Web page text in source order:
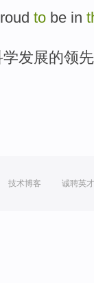
to be in
学发展的领先
技术博客 诚聘英才